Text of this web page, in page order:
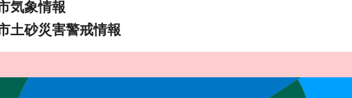
気象情報
土砂災害警戒情報
この街で、わたしらしく生きる。長野市